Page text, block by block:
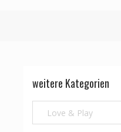
weitere Kategorien
Love & Play